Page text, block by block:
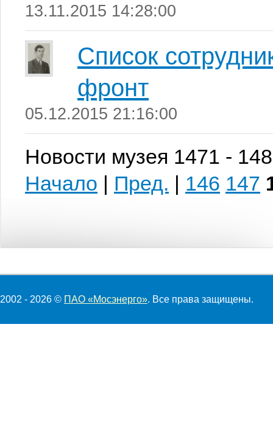
13.11.2015 14:28:00
Список
фронт
05.12.2015 21:16:00
Новости музея 1471 -
Начало | Пред. | 146 147
2002 - 2026 © ПАО «Мосэнерго». Все права защищены.